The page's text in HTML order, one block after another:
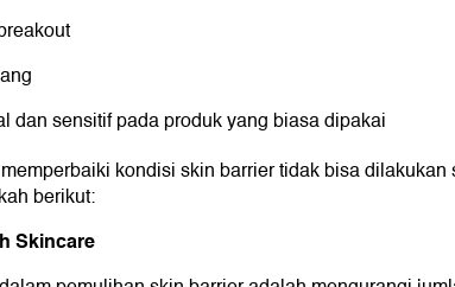
dan sensitif pada produk yang biasa dipakai
kondisi skin barrier tidak bisa
berikut:
Skincare